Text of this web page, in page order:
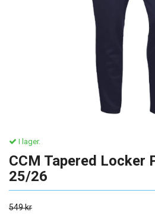
I lager.
CCM Tapered Locker
25/26
549 kr